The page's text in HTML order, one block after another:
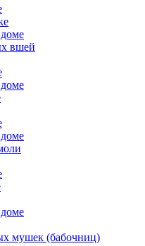
вшей
мушек (бабочниц)